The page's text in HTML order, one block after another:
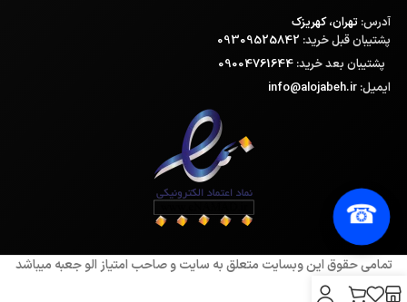
آدرس: تهران، کهریزک
پشتیبان قبل خرید: 09309525842
پشتیبان بعد خرید:
ایمیل: info@alojabeh.ir
☎
تمامی حقوق این وبسایت متعلق به سایت و صاحب امتیاز الو جعبه میباشد